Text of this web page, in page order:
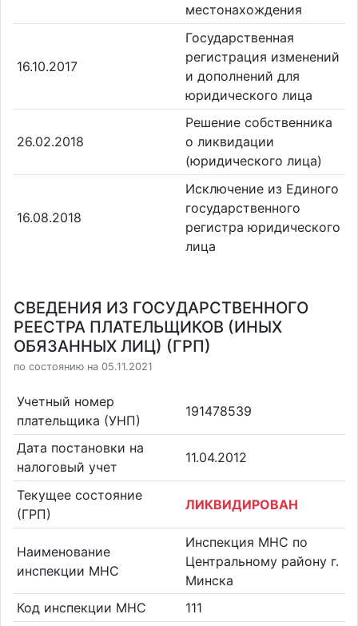
местонахождения
16.10.2017
Государственная
регистрация изменений
и дополнений для
юридического лица
26.02.2018
Решение собственника
о ликвидации
(юридического лица)
16.08.2018
Исключение из Единого
государственного
регистра юридического
лица
СВЕДЕНИЯ ИЗ ГОСУДАРСТВЕННОГО
РЕЕСТРА ПЛАТЕЛЬЩИКОВ (ИНЫХ
ОБЯЗАННЫХ ЛИЦ) (ГРП)
по состоянию на 05.11.2021
Учетный номер
плательщика (УНП)
191478539
Дата постановки на
налоговый учет
11.04.2012
Текущее состояние
(ГРП)
ЛИКВИДИРОВАН
Наименование
инспекции МНС
Инспекция МНС по
Центральному району г.
Минска
Код инспекции МНС
111